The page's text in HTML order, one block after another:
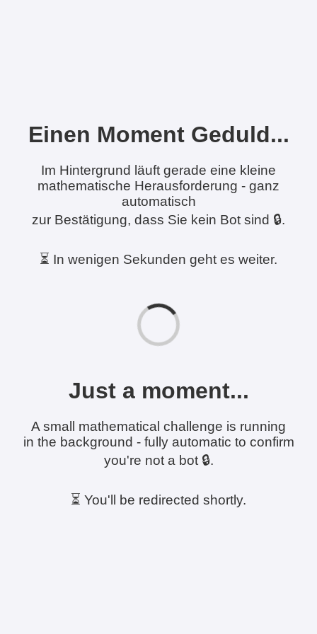
Einen Moment Geduld...
Im Hintergrund läuft gerade eine kleine
mathematische Herausforderung - ganz
automatisch
zur Bestätigung, dass Sie kein Bot sind 🔒.
⏳ In wenigen Sekunden geht es weiter.
Just a moment...
A small mathematical challenge is running
in the background - fully automatic to confirm
you're not a bot 🔒.
⏳ You'll be redirected shortly.